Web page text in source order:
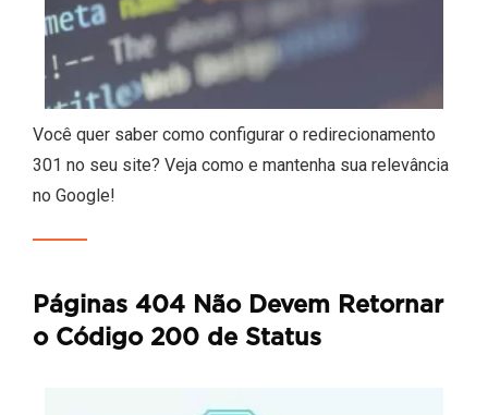
Você quer saber como configurar o redirecionamento
301 no seu site? Veja como e mantenha sua relevância
no Google!
Páginas 404 Não Devem Retornar
o Código 200 de Status